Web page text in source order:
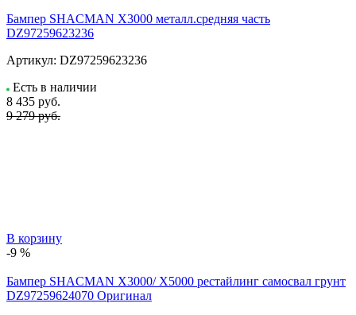
Бампер SHACMAN X3000 металл.средняя часть
DZ97259623236
Артикул: DZ97259623236
Есть в наличии
8 435 руб.
9 279 руб.
В корзину
-9 %
Бампер SHACMAN X3000/ X5000 рестайлинг самосвал грунт
DZ97259624070 Оригинал